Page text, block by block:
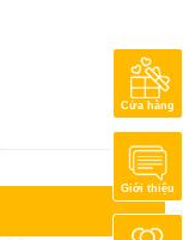
Cửa hàng
Giới thiệu